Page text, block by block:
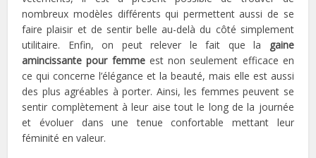
nombreux modèles différents qui permettent aussi de se
faire plaisir et de sentir belle au-delà du côté simplement
utilitaire. Enfin, on peut relever le fait que la gaine
amincissante pour femme est non seulement efficace en
ce qui concerne l’élégance et la beauté, mais elle est aussi
des plus agréables à porter. Ainsi, les femmes peuvent se
sentir complètement à leur aise tout le long de la journée
et évoluer dans une tenue confortable mettant leur
féminité en valeur.